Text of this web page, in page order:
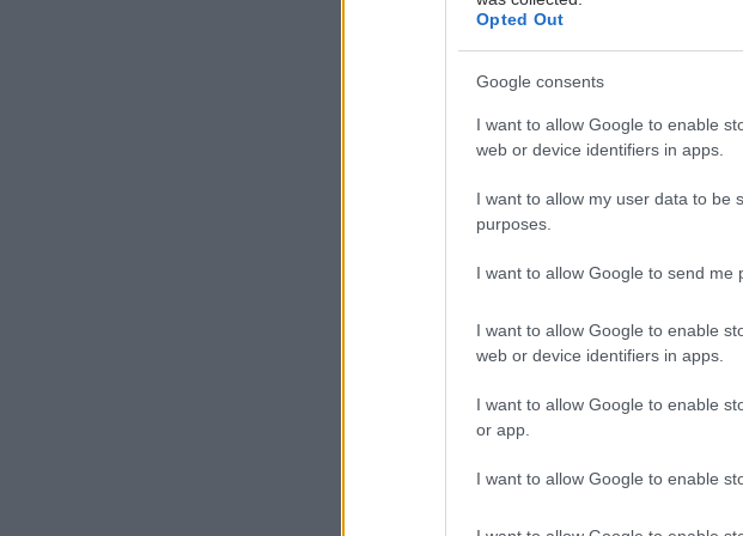
Opted Out
Google consents
I want to allow Google to enable
web or device identifiers in apps.
I want to allow my user data to be
purposes.
I want to allow Google to send me
I want to allow Google to enable
web or device identifiers in apps.
I want to allow Google to enable
or app.
I want to allow Google to enable
και